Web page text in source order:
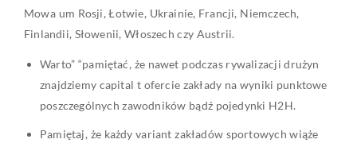
Mowa um Rosji, Łotwie, Ukrainie, Francji, Niemczech,
Finlandii, Słowenii, Włoszech czy Austrii.
Warto” “pamiętać, że nawet podczas rywalizacji drużyn
znajdziemy capital t ofercie zakłady na wyniki punktowe
poszczególnych zawodników bądź pojedynki H2H.
Pamiętaj, że każdy variant zakładów sportowych wiąże